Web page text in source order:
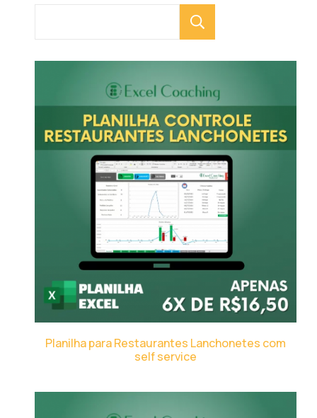
Planilha para Restaurantes Lanchonetes com
self service